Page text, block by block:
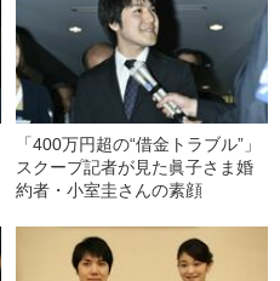
「400万円超の“借金トラブル”」
スクープ記者が見た眞子さま婚
約者・小室圭さんの素顔